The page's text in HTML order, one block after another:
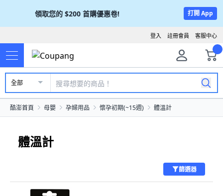
領取您的 $200 首購優惠卷! 打開 App
客服中心
註冊會員
登入
全部
酷澎首頁 母嬰 孕婦用品 懷孕初期(~15週) 體溫計
體溫計
篩選器